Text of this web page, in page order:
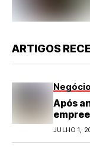
ARTIGOS
Após
JULHO 1,